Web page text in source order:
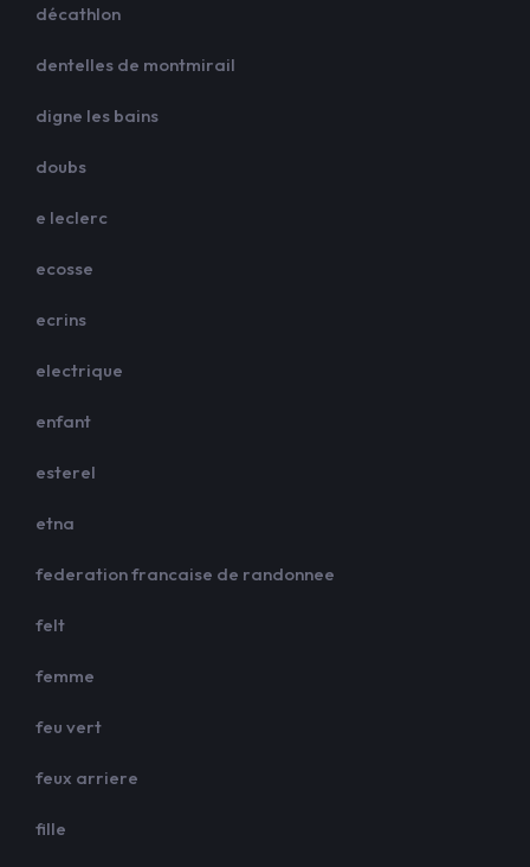
décathlon
dentelles de montmirail
digne les bains
doubs
e leclerc
ecosse
ecrins
electrique
enfant
esterel
etna
federation francaise de randonnee
felt
femme
feu vert
feux arriere
fille